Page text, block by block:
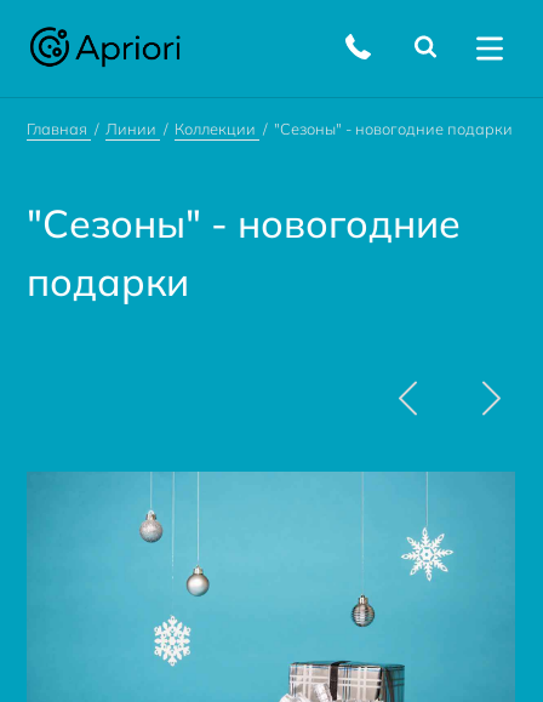
Главная Линии Коллекции "Сезоны" - новогодние подарки
"Сезоны" - новогодние
подарки